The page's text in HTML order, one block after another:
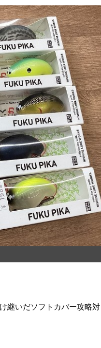
継いだソフトカバー攻略対